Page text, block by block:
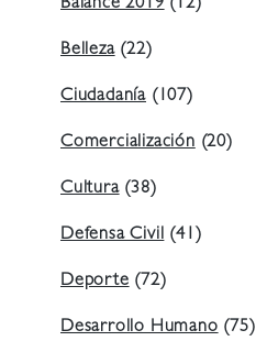
Balance 2019(12)
Belleza(22)
Ciudadanía (107)
Comercialización(20)
Cultura(38)
Defensa Civil(41)
Deporte(72)
Desarrollo Humano(75)